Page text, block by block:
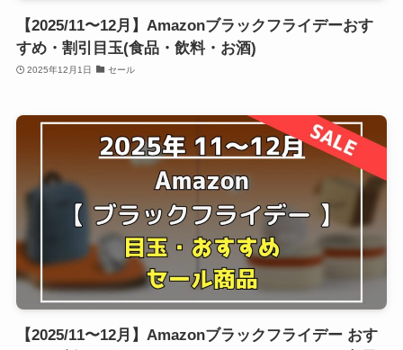
【2025/11〜12月】Amazonブラックフライデーおす
すめ・割引目玉(食品・飲料・お酒)
2025年12月1日 セール
【2025/11〜12月】Amazonブラックフライデー おす